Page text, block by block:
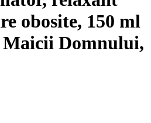
obosite, 150 ml
Maicii Domnului,